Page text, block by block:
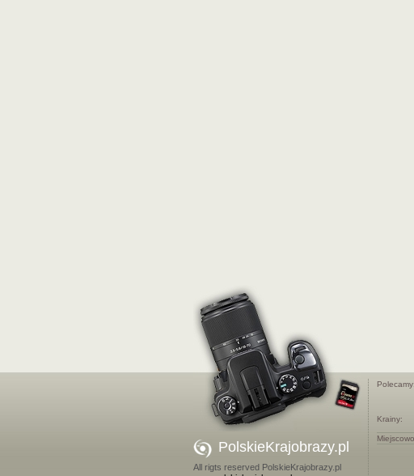
PolskieKrajobrazy.pl
All rigts reserved PolskieKrajobrazy.pl
Polecamy:
Krainy: